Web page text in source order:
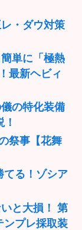
・ダウ対策
単に「極熱
最新ヘビィ
の特化装備
祭事【花舞
てる！ゾシア
と大損！ 第
ンプレ採取装